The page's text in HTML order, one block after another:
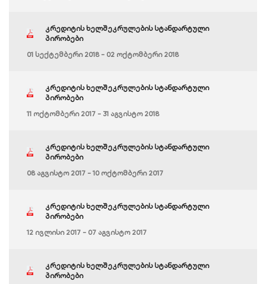
კრედიტის ხელშეკრულების სტანდარტული
პირობები
01 სექტემბერი 2018 - 02 ოქტომბერი 2018
კრედიტის ხელშეკრულების სტანდარტული
პირობები
11 ოქტომბერი 2017 - 31 აგვისტო 2018
კრედიტის ხელშეკრულების სტანდარტული
პირობები
08 აგვისტო 2017 - 10 ოქტომბერი 2017
კრედიტის ხელშეკრულების სტანდარტული
პირობები
12 ივლისი 2017 - 07 აგვისტო 2017
კრედიტის ხელშეკრულების სტანდარტული
პირობები